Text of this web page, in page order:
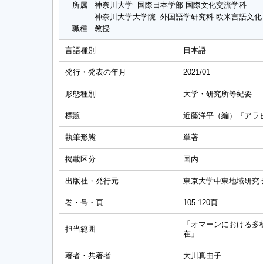
所属
神奈川大学 国際日本学部 国際文化交流学科
神奈川大学大学院 外国語学研究科 欧米言語文
職種
教授
言語種別 日本語
発行・発表の年月 2021/01
形態種別 大学・研究所等紀要
標題 近藤洋平（編）『アラ
執筆形態 単著
掲載区分 国内
出版社・発行元 東京大学中東地域研究
巻・号・頁 105-120頁
担当範囲
「オマーンにおける
在」
著者・共著者 大川真由子